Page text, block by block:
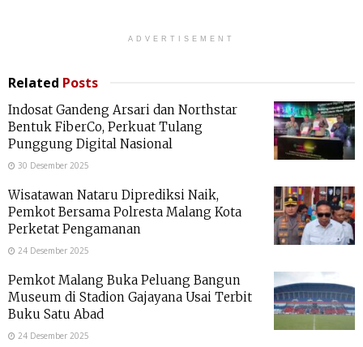
ADVERTISEMENT
Related Posts
Indosat Gandeng Arsari dan Northstar
Bentuk FiberCo, Perkuat Tulang
Punggung Digital Nasional
30 Desember 2025
Wisatawan Nataru Diprediksi Naik,
Pemkot Bersama Polresta Malang Kota
Perketat Pengamanan
24 Desember 2025
Pemkot Malang Buka Peluang Bangun
Museum di Stadion Gajayana Usai Terbit
Buku Satu Abad
24 Desember 2025